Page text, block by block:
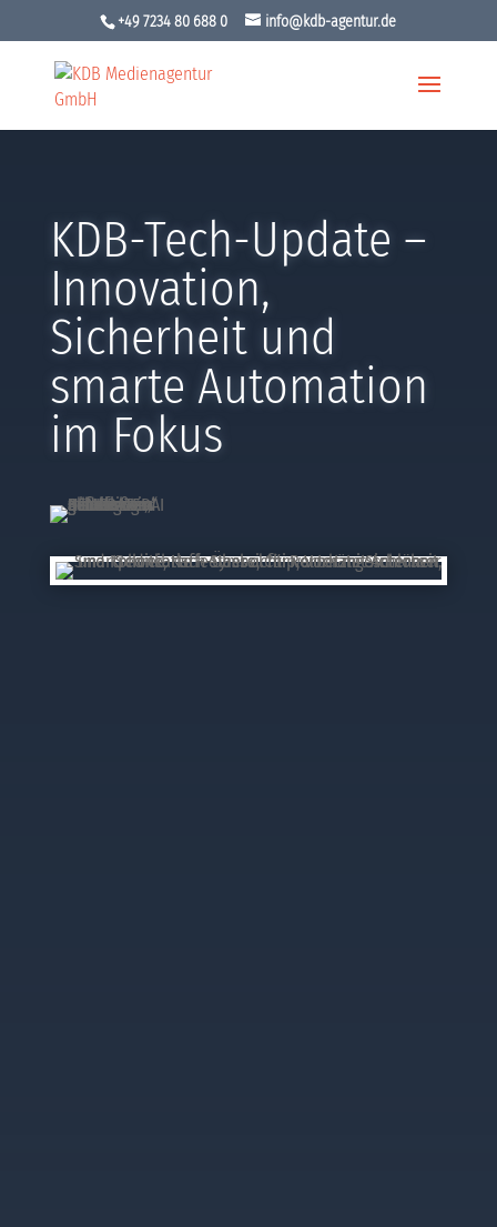
+49 7234 80 688 0 info@kdb-agentur.de
KDB-Tech-Update –
Innovation,
Sicherheit und
smarte Automation
im Fokus